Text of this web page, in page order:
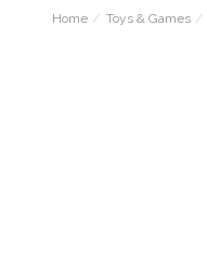
Home Toys & Games